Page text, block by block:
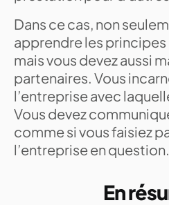
Dans ce cas, non
apprendre les
mais vous devez aussi
partenaires. Vous
l’entreprise avec
Vous devez
comme si vous faisiez
l’entreprise en question.
En